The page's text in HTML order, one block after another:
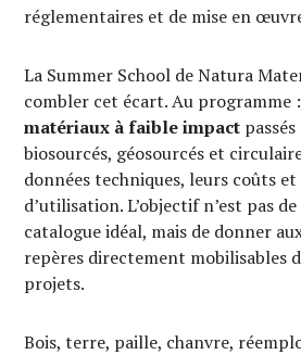
réglementaires et de mise en
La Summer School de Natura
combler cet écart. Au programme
matériaux à faible impact
biosourcés, géosourcés et
données techniques, leurs coûts
d’utilisation. L’objectif n’est pas
catalogue idéal, mais de donner
repères directement mobilisables
projets.
Bois, terre, paille, chanvre,